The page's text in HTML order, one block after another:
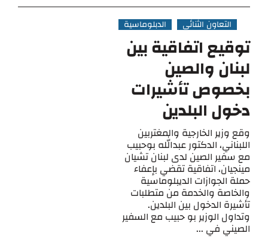
التعاون الثنائي الدبلوماسية
توقيع اتفاقية بين
لبنان والصين
بخصوص تأشيرات
دخول البلدين
وقع وزير الخارجية والمغتربين
اللبناني، الدكتور عبدالله بوحبيب
مع سفير الصين لدى لبنان تشيان
مينجيان، اتفاقية تقضي بإعفاء
حملة الجوازات الديبلوماسية
والخاصة والخدمة من متطلبات
تأشيرة الدخول بين البلدين.
وتداول الوزير بو حبيب مع السفير
الصيني في ...